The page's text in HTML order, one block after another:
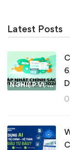
Latest Posts
NGHIỆP VỤ KẾ TOÁN & THUẾ